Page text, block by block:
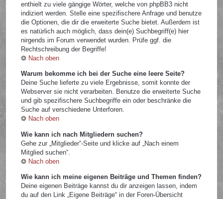
enthielt zu viele gängige Wörter, welche von phpBB3 nicht
indiziert werden. Stelle eine spezifischere Anfrage und benutze
die Optionen, die dir die erweiterte Suche bietet. Außerdem ist
es natürlich auch möglich, dass dein(e) Suchbegriff(e) hier
nirgends im Forum verwendet wurden. Prüfe ggf. die
Rechtschreibung der Begriffe!
Nach oben
Warum bekomme ich bei der Suche eine leere Seite?
Deine Suche lieferte zu viele Ergebnisse, somit konnte der
Webserver sie nicht verarbeiten. Benutze die erweiterte Suche
und gib spezifischere Suchbegriffe ein oder beschränke die
Suche auf verschiedene Unterforen.
Nach oben
Wie kann ich nach Mitgliedern suchen?
Gehe zur „Mitglieder“-Seite und klicke auf „Nach einem
Mitglied suchen“.
Nach oben
Wie kann ich meine eigenen Beiträge und Themen finden?
Deine eigenen Beiträge kannst du dir anzeigen lassen, indem
du auf den Link „Eigene Beiträge“ in der Foren-Übersicht